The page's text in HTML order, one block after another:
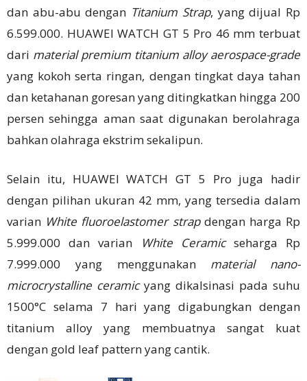
dan abu-abu dengan Titanium Strap, yang dijual Rp
6.599.000. HUAWEI WATCH GT 5 Pro 46 mm terbuat
dari material premium titanium alloy aerospace-grade
yang kokoh serta ringan, dengan tingkat daya tahan
dan ketahanan goresan yang ditingkatkan hingga 200
persen sehingga aman saat digunakan berolahraga
bahkan olahraga ekstrim sekalipun.
Selain itu, HUAWEI WATCH GT 5 Pro juga hadir
dengan pilihan ukuran 42 mm, yang tersedia dalam
varian White fluoroelastomer strapdengan harga Rp
5.999.000 dan varian
White Ceramicseharga Rp
7.999.000 yang menggunakan material nano-
microcrystalline ceramicyang dikalsinasi pada suhu
1500°C selama 7 hari yang digabungkan dengan
titanium alloy yang membuatnya sangat kuat
dengan gold leaf pattern yang cantik.